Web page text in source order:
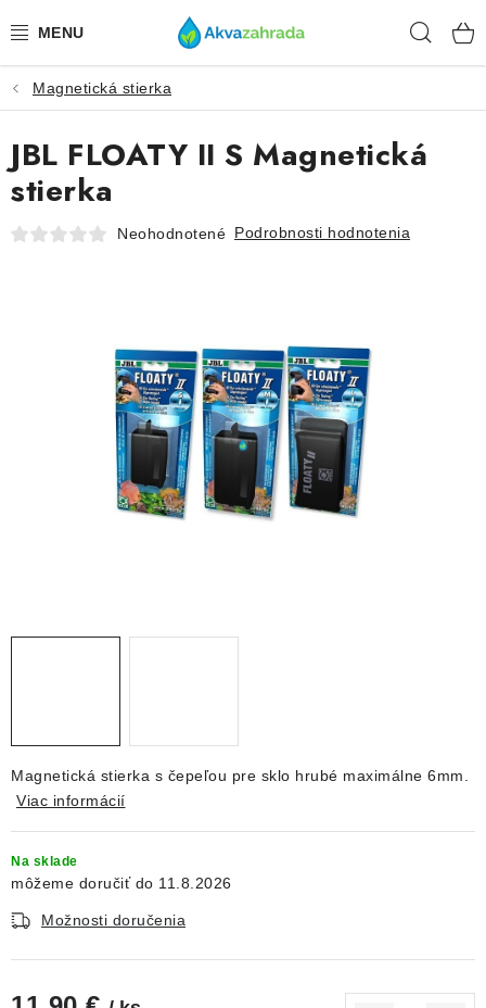
na
TECHNIKA
HNOJIVÁ
VODA
KRMIVÁ A VITAMÍNY
Magnetická stierka
Magnetická stierka s čepeľou pre sklo hrubé maximálne 6mm.
Viac informácií
Na sklade
11.8.2026
Možnosti doručenia
JBL FLOATY II S Magnetická
stierka
Neohodnotené Podrobnosti hodnotenia